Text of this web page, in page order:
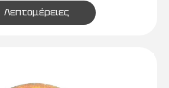
Λεπτομέρειες